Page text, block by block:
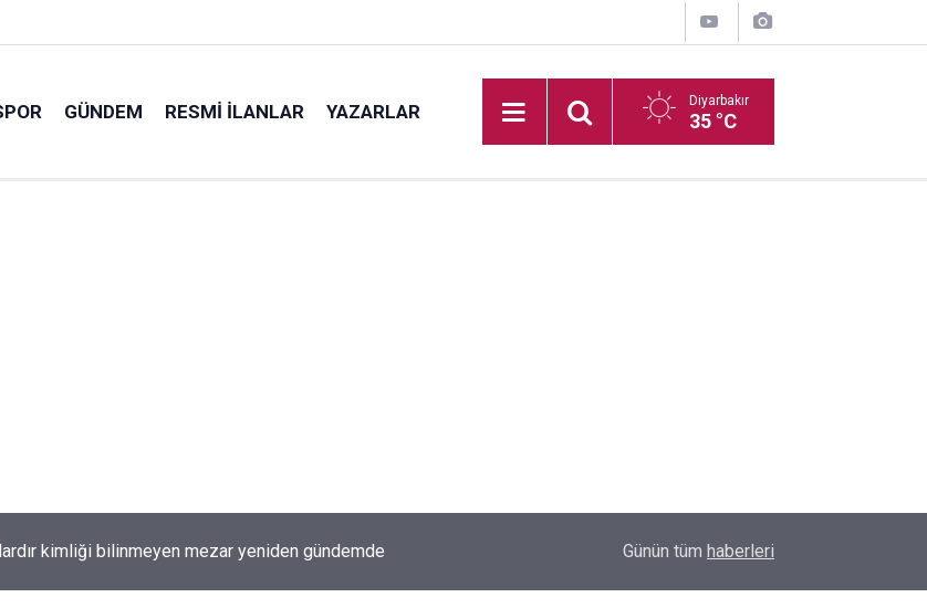
GÜNDEM RESMI İLANLAR YAZARLAR Diyarbakır
35 °C
az sahibine saldırdı Diyarbakır'da silahlı kavgada 17 yaşındaki genç
Günün tüm haberleri